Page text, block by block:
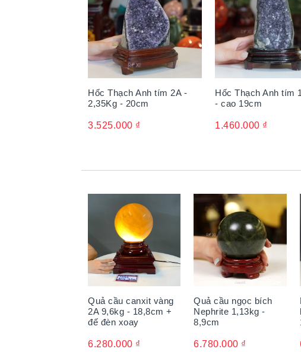
Hốc Thạch Anh tím 2A -
2,35Kg - 20cm
3.525.000 ₫
Hốc Thạch Anh tím
- cao 19cm
1.460.000 ₫
Quả cầu canxit vàng
2A 9,6kg - 18,8cm +
đế đèn xoay
6.280.000 ₫
Quả cầu ngọc bích
Nephrite 1,13kg -
8,9cm
6.780.000 ₫